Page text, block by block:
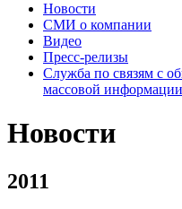
Новости
СМИ о компании
Видео
Пресс-релизы
Служба по связям с
массовой информации
Новости
2011